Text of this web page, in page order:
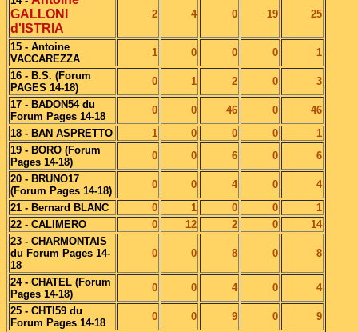
GALLONI
d'ISTRIA
2 4 0 19 25
15 - Antoine
VACCAREZZA
1 0 0 0
1
16 - B.S. (Forum
PAGES 14-18)
0 1 2 0
3
17 - BADON54 du
Forum Pages 14-18
0 0 46 0
46
18 - BAN ASPRETTO
1 0 0 0
1
19 - BORO (Forum
Pages 14-18)
0 0 6 0
6
20 - BRUNO17
(Forum Pages 14-18)
0 0 4 0
4
21 - Bernard BLANC
0 1 0 0
1
22 - CALIMERO
0 12 2 0
14
23 - CHARMONTAIS
du Forum Pages 14-
18
0 0 8 0 8
24 - CHATEL (Forum
Pages 14-18)
0 0 4 0
4
25 - CHTI59 du
Forum Pages 14-18
0 0 9 0
9